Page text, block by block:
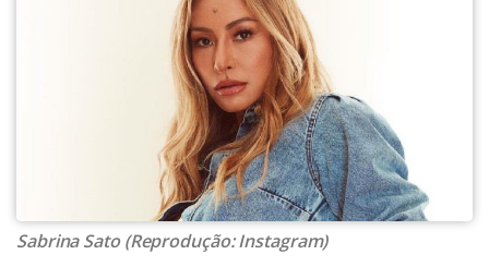
Sabrina Sato (Reprodução: Instagram)